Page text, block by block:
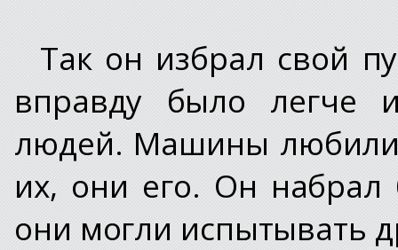
Так он избрал свой
вправду было легче
людей. Машины любили
их, они его. Он набрал
они могли испытывать